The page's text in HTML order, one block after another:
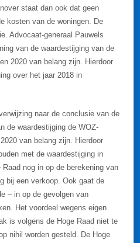
staat dan ook dat geen
kosten van de woningen. De
Advocaat-generaal Pauwels
van de waardestijging van de
2020 van belang zijn. Hierdoor
over het jaar 2018 in
naar de conclusie van de
de waardestijging de WOZ-
van belang zijn. Hierdoor
met de waardestijging in
nog in op de berekening van
bij een verkoop. Ook gaat de
– in op de gevolgen van
Het voordeel wegens eigen
is volgens de Hoge Raad niet te
nihil worden gesteld. De Hoge